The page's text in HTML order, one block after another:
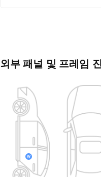
외부 패널 및 프레임